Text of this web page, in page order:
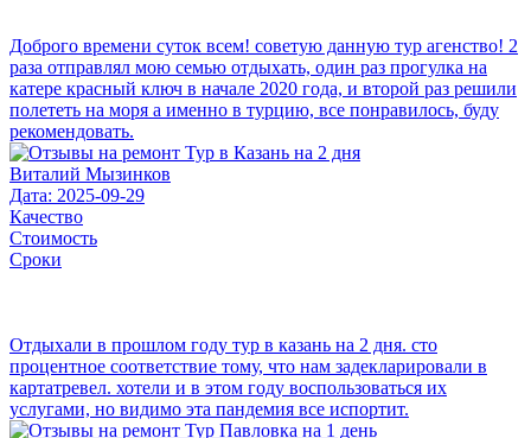
Доброго времени суток всем! советую данную тур агенство! 2
раза отправлял мою семью отдыхать, один раз прогулка на
катере красный ключ в начале 2020 года, и второй раз решили
полететь на моря а именно в турцию, все понравилось, буду
рекомендовать.
Виталий Мызинков
Дата: 2025-09-29
Качество
Стоимость
Сроки
Отдыхали в прошлом году тур в казань на 2 дня. сто
процентное соответствие тому, что нам задекларировали в
картатревел. хотели и в этом году воспользоваться их
услугами, но видимо эта пандемия все испортит.